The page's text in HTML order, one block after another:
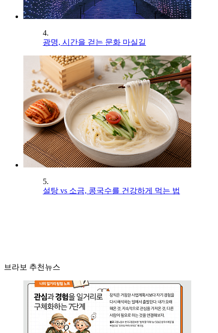
4.
광명, 시간을 걷는 문화 마실길
5.
설탕 vs 소금, 콩국수를 건강하게 먹는 법
브라보 추천뉴스